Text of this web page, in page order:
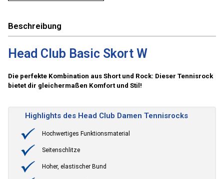
Beschreibung
Head Club Basic Skort W
Die perfekte Kombination aus Short und Rock: Dieser Tennisrock
bietet dir gleichermaßen Komfort und Stil!
Highlights des Head Club Damen Tennisrocks
Hochwertiges Funktionsmaterial
Seitenschlitze
Hoher, elastischer Bund